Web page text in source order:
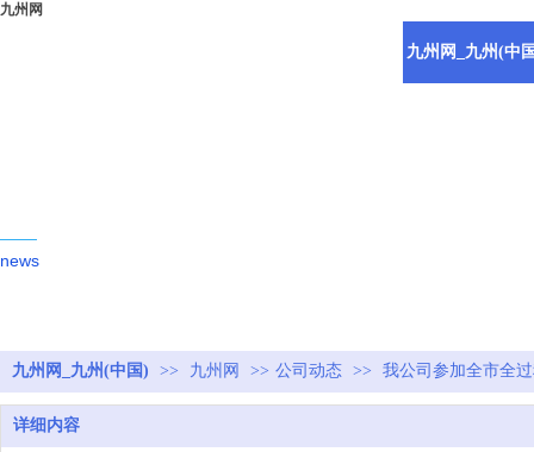
九州网
九州网_九州(中
news
九州网_九州(中国) >> 九州网 >> 公司动态 >> 我公司参加全市全
详细内容